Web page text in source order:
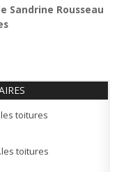
Sandrine Rousseau
toitures
toitures